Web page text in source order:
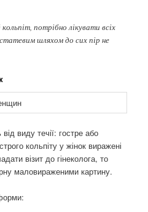
потрібно лікувати всіх
шляхом до сих пір не
виду течії: гостре або
кольпіту у жінок виражені
візит до гінеколога, то
маловираженими картину.